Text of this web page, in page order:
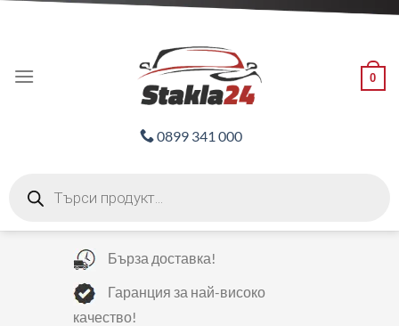
0
0899 341 000
search
Бърза доставка!
Гаранция за най-високо
качество!